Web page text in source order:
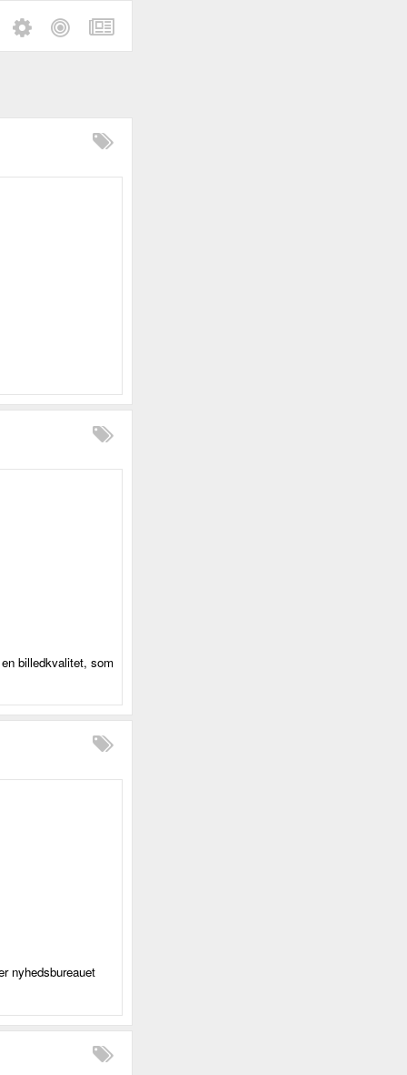
billedkvalitet, som
nyhedsbureauet